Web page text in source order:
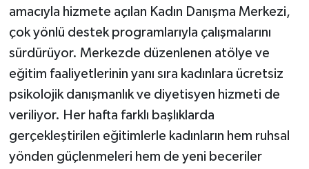
amacıyla hizmete açılan Kadın Danışma Merkezi,
çok yönlü destek programlarıyla çalışmalarını
sürdürüyor. Merkezde düzenlenen atölye ve
eğitim faaliyetlerinin yanı sıra kadınlara ücretsiz
psikolojik danışmanlık ve diyetisyen hizmeti de
veriliyor. Her hafta farklı başlıklarda
gerçekleştirilen eğitimlerle kadınların hem ruhsal
yönden güçlenmeleri hem de yeni beceriler